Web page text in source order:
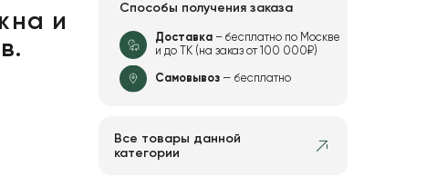
Бархат1
и
Способы получения заказа
Доставка– бесплатно по Москве
и до ТК (на заказ от 100 000₽)
Самовывоз— бесплатно
Все товары данной
категории